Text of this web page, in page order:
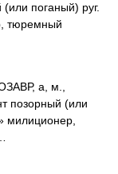
поганый) руг.
тюремный
а, м.,
позорный (или
милиционер,